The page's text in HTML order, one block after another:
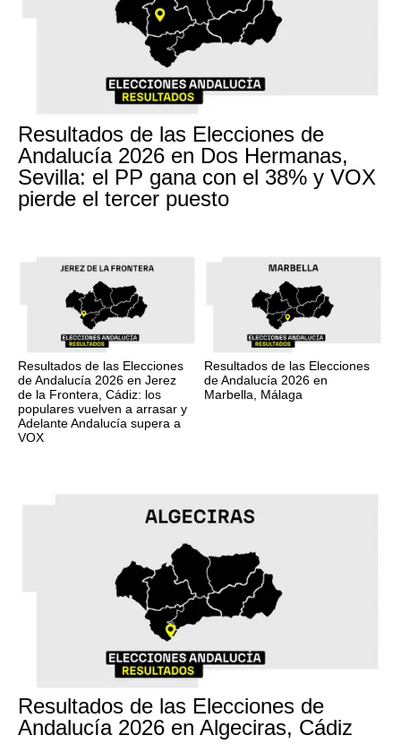
Resultados de las Elecciones de
Andalucía 2026 en Dos Hermanas,
Sevilla: el PP gana con el 38% y VOX
pierde el tercer puesto
Resultados de las Elecciones
de Andalucía 2026 en Jerez
de la Frontera, Cádiz: los
populares vuelven a arrasar y
Adelante Andalucía supera a
VOX
Resultados de las Elecciones
de Andalucía 2026 en
Marbella, Málaga
Resultados de las Elecciones de
Andalucía 2026 en Algeciras, Cádiz